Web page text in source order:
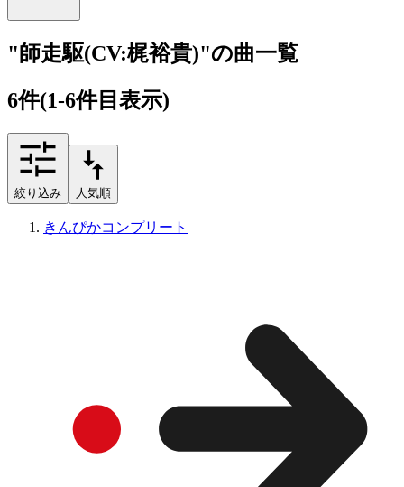
"師走駆(CV:梶裕貴)"の曲一覧
6件(1-6件目表示)
絞り込み 人気順
きんぴかコンプリート